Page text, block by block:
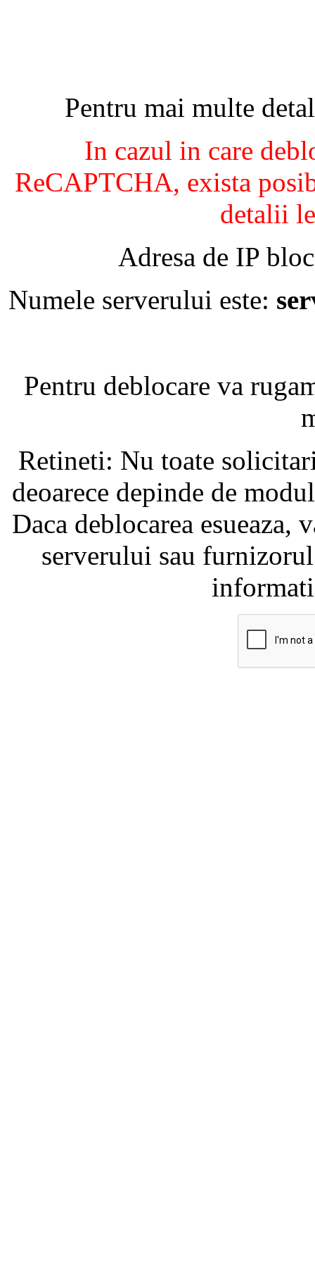
Pentru mai multe
In cazul in care
ReCAPTCHA, exista
detalii
Adresa de IP
Numele serverului este:
Pentru deblocare va
Retineti: Nu toate
deoarece depinde de
Daca deblocarea
serverului sau